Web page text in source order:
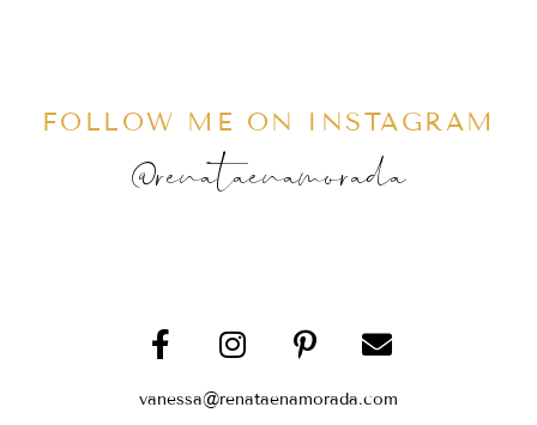
FOLLOW ME ON INSTAGRAM
@renataenamorada
vanessa@renataenamorada.com